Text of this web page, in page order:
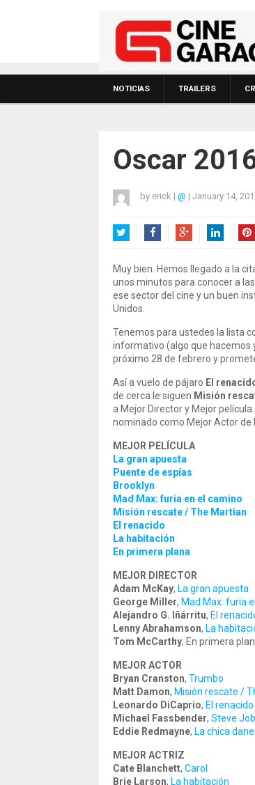
NOTICIAS TRAILERS
Oscar
by erick | @ | January 14,
Muy bien. Hemos llegado a la
unos minutos para conocer a
ese sector del cine y un buen
Unidos.
Tenemos para ustedes la lista
informativo (algo que hacemos
próximo 28 de febrero y
Así a vuelo de pájaro El
de cerca le siguen Misión
a Mejor Director y Mejor
nominado como Mejor Actor de
MEJOR PELÍCULA
La gran apuesta
Puente de espías
Brooklyn
Mad Max: furia en el camino
Misión rescate / The Martian
El renacido
La habitación
En primera plana
MEJOR DIRECTOR
Adam McKay, La gran apuesta
George Miller, Mad Max: furia
Alejandro G. Iñárritu, El
Lenny Abrahamson, La
Tom McCarthy, En primera
MEJOR ACTOR
Bryan Cranston, Trumbo
Matt Damon, Misión rescate /
Leonardo DiCaprio, El renacido
Michael Fassbender, Steve
Eddie Redmayne, La chica
MEJOR ACTRIZ
Cate Blanchett, Carol
Brie Larson, La habitación